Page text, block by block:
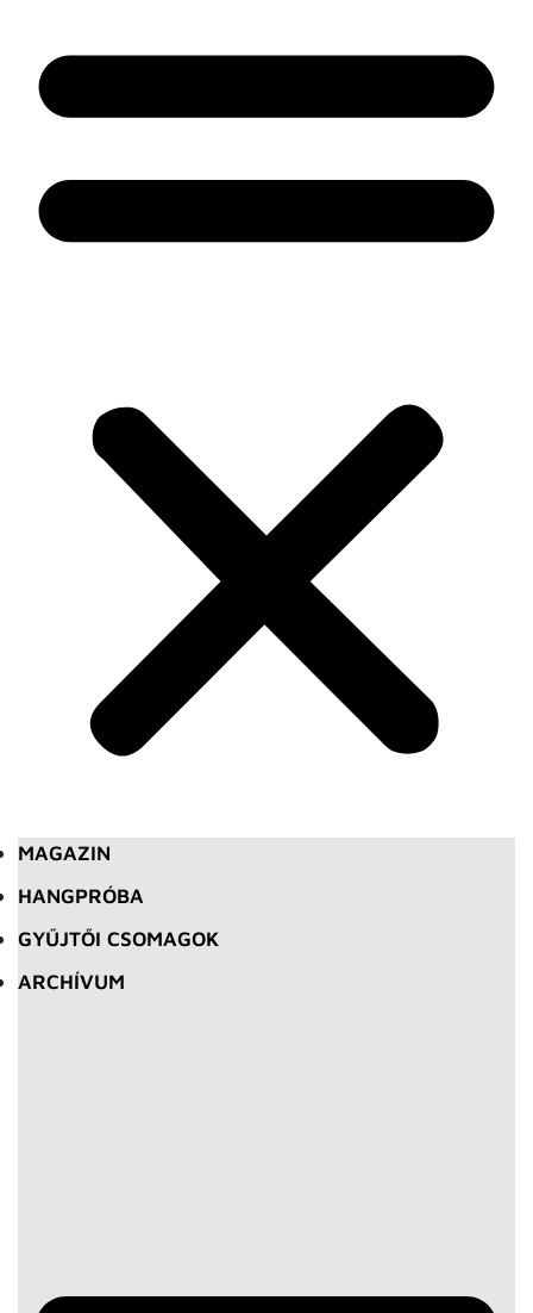
MAGAZIN
HANGPRÓBA
GYŰJTŐI CSOMAGOK
ARCHÍVUM